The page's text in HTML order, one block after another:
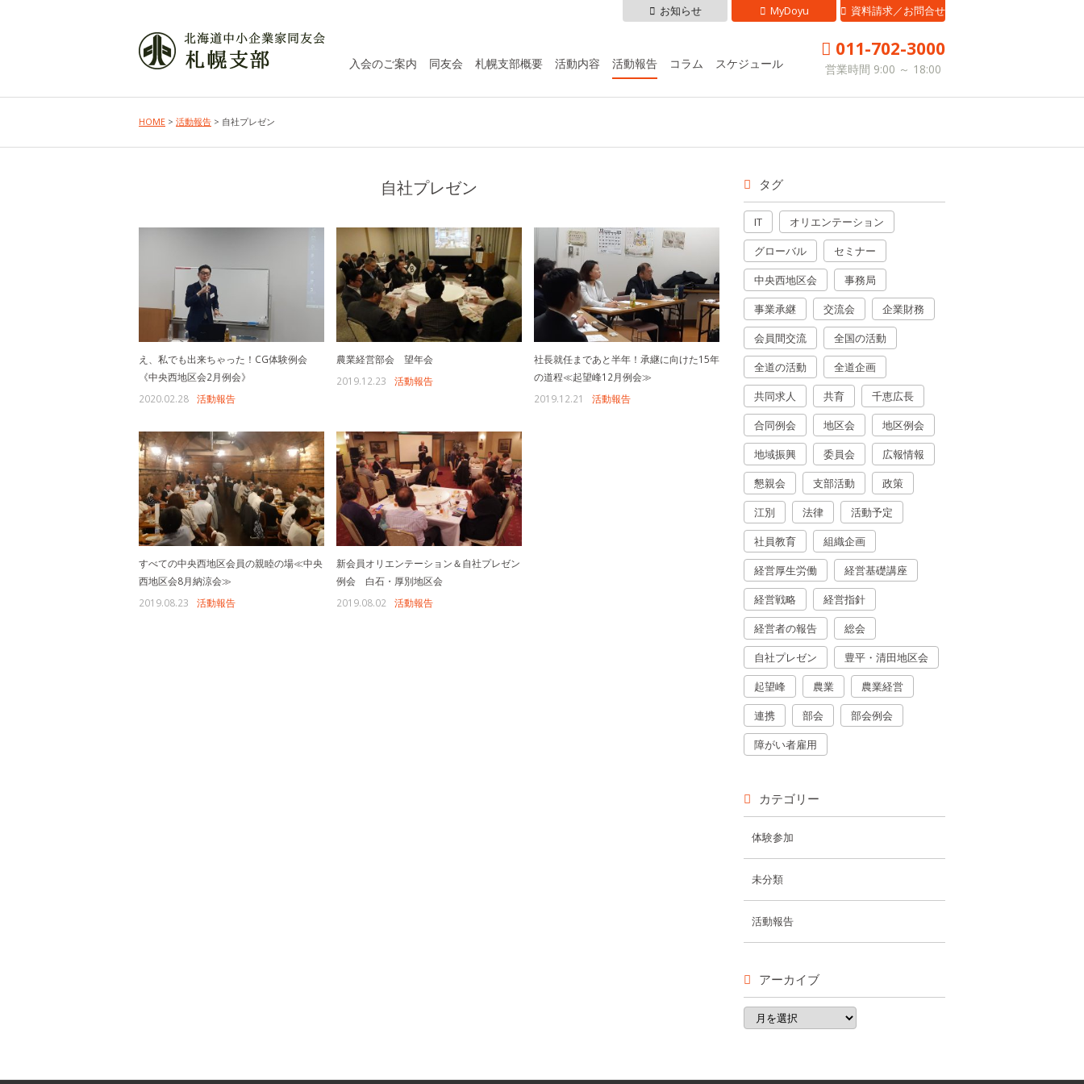
011-702-3000
営業時間 9:00 ～ 18:00
入会のご案内 同友会 札幌支部概要 活動内容 活動報告 コラム スケジュール
資料請求／お問合せ
MyDoyu
お知らせ
HOME > 活動報告 > 自社プレゼン
自社プレゼン
え、私でも出来ちゃった！CG体験例会
《中央西地区会2月例会》
2020.02.28
活動報告
農業経営部会 望年会
2019.12.23
活動報告
社長就任まであと半年！承継に向けた15年
の道程≪起望峰12月例会≫
2019.12.21
活動報告
すべての中央西地区会員の親睦の場≪中央
西地区会8月納涼会≫
2019.08.23
活動報告
新会員オリエンテーション＆自社プレゼン
例会 白石・厚別地区会
2019.08.02
活動報告
タグ
IT
オリエンテーション
グローバル
セミナー
中央西地区会
事務局
事業承継
交流会
企業財務
会員間交流
全国の活動
全道の活動
全道企画
共同求人
共育
千恵広長
合同例会
地区会
地区例会
地域振興
委員会
広報情報
懇親会
支部活動
政策
江別
法律
活動予定
社員教育
組織企画
経営厚生労働
経営基礎講座
経営戦略
経営指針
経営者の報告
総会
自社プレゼン
豊平・清田地区会
起望峰
農業
農業経営
連携
部会
部会例会
障がい者雇用
カテゴリー
体験参加
未分類
活動報告
アーカイブ